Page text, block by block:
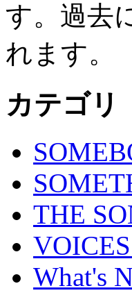
す。過去
れます。
カテゴリ
THE
What's